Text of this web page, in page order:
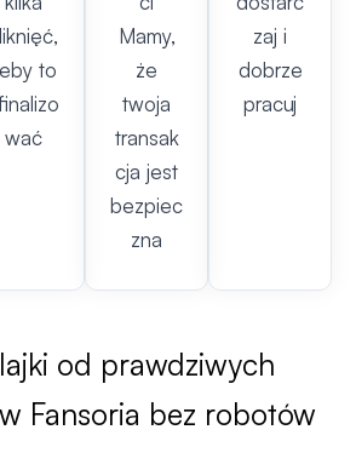
to
wać
Mamy,
że
twoja
transak
cja jest
bezpiec
zna
zaj i
dobrze
pracuj
od prawdziwych
Fansoria bez robotów